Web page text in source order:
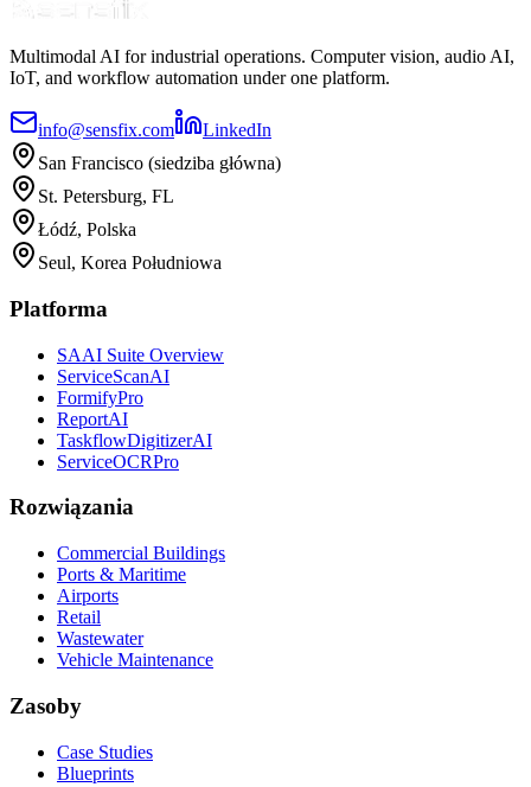
Multimodal AI for industrial operations. Computer vision, audio AI,
IoT, and workflow automation under one platform.
info@sensfix.com
LinkedIn
San Francisco (siedziba główna)
St. Petersburg, FL
Łódź, Polska
Seul, Korea Południowa
Platforma
SAAI Suite Overview
ServiceScanAI
FormifyPro
ReportAI
TaskflowDigitizerAI
ServiceOCRPro
Rozwiązania
Commercial Buildings
Ports & Maritime
Airports
Retail
Wastewater
Vehicle Maintenance
Zasoby
Case Studies
Blueprints